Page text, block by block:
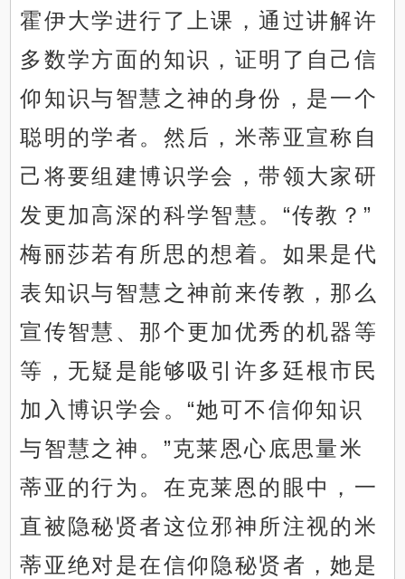
霍伊大学进行了上课，通过讲解许
多数学方面的知识，证明了自己信
仰知识与智慧之神的身份，是一个
聪明的学者。然后，米蒂亚宣称自
己将要组建博识学会，带领大家研
发更加高深的科学智慧。“传教？”
梅丽莎若有所思的想着。如果是代
表知识与智慧之神前来传教，那么
宣传智慧、那个更加优秀的机器等
等，无疑是能够吸引许多廷根市民
加入博识学会。“她可不信仰知识
与智慧之神。”克莱恩心底思量米
蒂亚的行为。在克莱恩的眼中，一
直被隐秘贤者这位邪神所注视的米
蒂亚绝对是在信仰隐秘贤者，她是